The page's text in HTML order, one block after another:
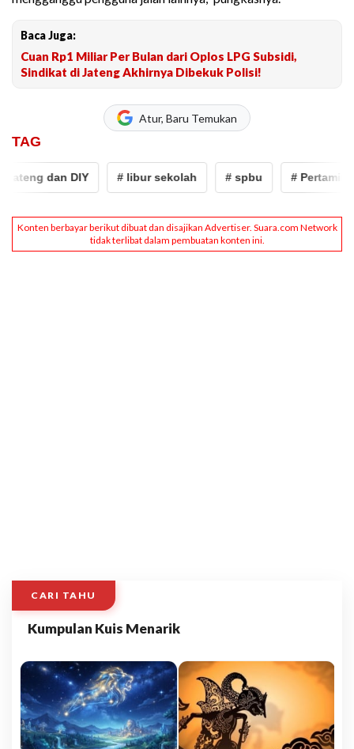
Baca Juga:
Cuan Rp1 Miliar Per Bulan dari Oplos LPG Subsidi,
Sindikat di Jateng Akhirnya Dibekuk Polisi!
Atur, Baru Temukan
TAG
dan DIY # libur sekolah # spbu # Pertamina
CARI TAHU
Kumpulan Kuis Menarik